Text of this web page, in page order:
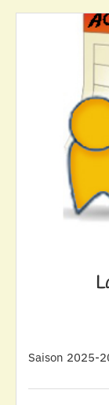
Saison 2025-